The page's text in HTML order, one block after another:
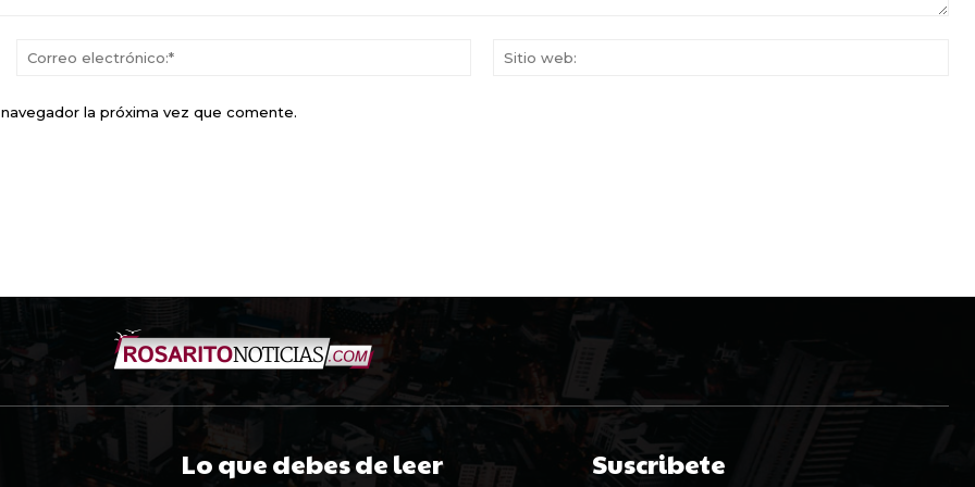
Correo
la próxima vez que comente.
Lo que debes de leer Suscribete